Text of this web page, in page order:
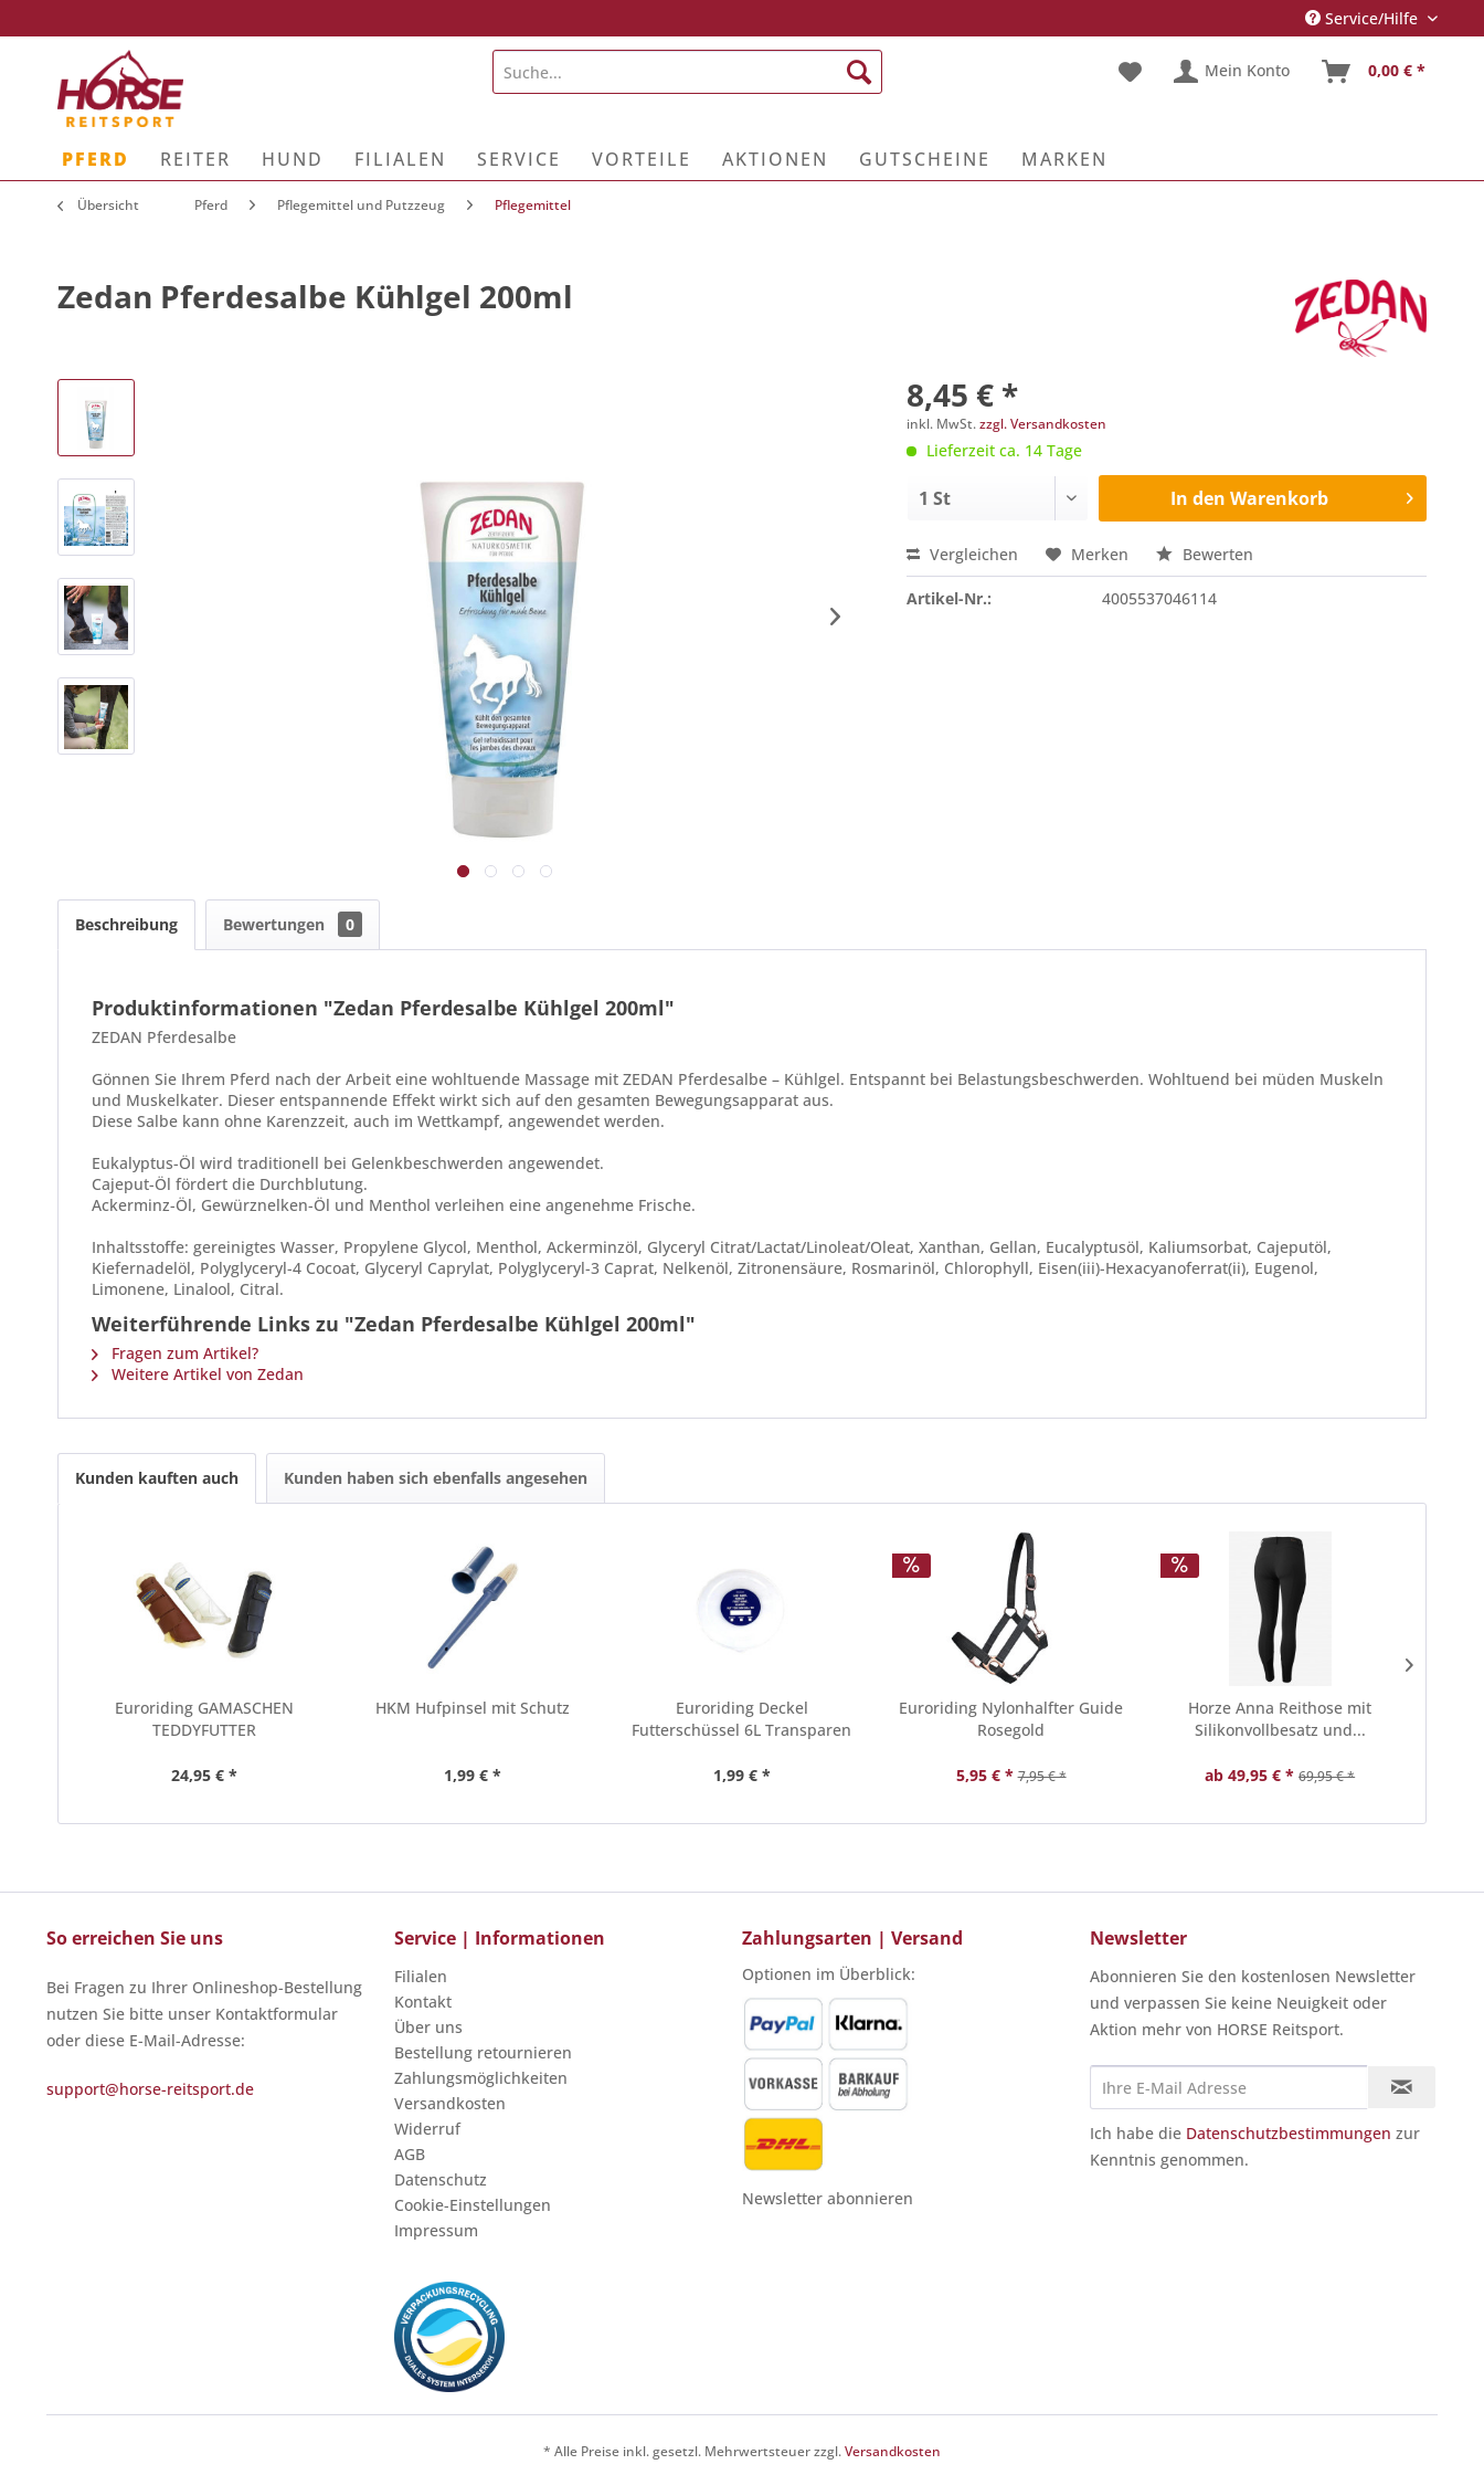
Service/Hilfe
Mein Konto 0,00 € *
PFERD REITER HUND FILIALEN SERVICE VORTEILE AKTIONEN GUTSCHEINE MARKEN
Übersicht Pferd Pflegemittel und Putzzeug Pflegemittel
Zedan Pferdesalbe Kühlgel 200ml
8,45 € *
inkl. MwSt.zzgl. Versandkosten
Lieferzeit ca. 14 Tage
In den Warenkorb
Vergleichen Merken Bewerten
Artikel-Nr.: 4005537046114
Beschreibung Bewertungen 0
Produktinformationen "Zedan Pferdesalbe Kühlgel 200ml"
ZEDAN Pferdesalbe
Gönnen Sie Ihrem Pferd nach der Arbeit eine wohltuende Massage mit ZEDAN Pferdesalbe – Kühlgel. Entspannt bei Belastungsbeschwerden. Wohltuend bei müden Muskeln
und Muskelkater. Dieser entspannende Effekt wirkt sich auf den gesamten Bewegungsapparat aus.
Diese Salbe kann ohne Karenzzeit, auch im Wettkampf, angewendet werden.
Eukalyptus-Öl wird traditionell bei Gelenkbeschwerden angewendet.
Cajeput-Öl fördert die Durchblutung.
Ackerminz-Öl, Gewürznelken-Öl und Menthol verleihen eine angenehme Frische.
Inhaltsstoffe: gereinigtes Wasser, Propylene Glycol, Menthol, Ackerminzöl, Glyceryl Citrat/Lactat/Linoleat/Oleat, Xanthan, Gellan, Eucalyptusöl, Kaliumsorbat, Cajeputöl,
Kiefernadelöl, Polyglyceryl-4 Cocoat, Glyceryl Caprylat, Polyglyceryl-3 Caprat, Nelkenöl, Zitronensäure, Rosmarinöl, Chlorophyll, Eisen(iii)-Hexacyanoferrat(ii), Eugenol,
Limonene, Linalool, Citral.
Weiterführende Links zu "Zedan Pferdesalbe Kühlgel 200ml"
Fragen zum Artikel?
Weitere Artikel von Zedan
Kunden kauften auch Kunden haben sich ebenfalls angesehen
Euroriding GAMASCHEN
TEDDYFUTTER
24,95 € *
HKM Hufpinsel mit Schutz
1,99 € *
Euroriding Deckel
Futterschüssel 6L Transparen
1,99 € *
Euroriding Nylonhalfter Guide
Rosegold
5,95 € * 7,95 € *
Horze Anna Reithose mit
Silikonvollbesatz und...
ab 49,95 € * 69,95 € *
So erreichen Sie uns
Bei Fragen zu Ihrer Onlineshop-Bestellung
nutzen Sie bitte unser Kontaktformular
oder diese E-Mail-Adresse:
support@horse-reitsport.de
Service | Informationen
Filialen
Kontakt
Über uns
Bestellung retournieren
Zahlungsmöglichkeiten
Versandkosten
Widerruf
AGB
Datenschutz
Cookie-Einstellungen
Impressum
Zahlungsarten | Versand
Optionen im Überblick:
Newsletter abonnieren
Newsletter
Abonnieren Sie den kostenlosen Newsletter
und verpassen Sie keine Neuigkeit oder
Aktion mehr von HORSE Reitsport.
Ich habe die Datenschutzbestimmungen zur
Kenntnis genommen.
* Alle Preise inkl. gesetzl. Mehrwertsteuer zzgl.Versandkosten